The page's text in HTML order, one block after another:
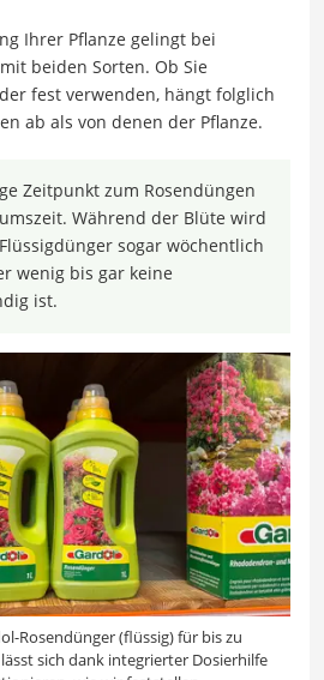
Ihrer Pflanze gelingt bei
beiden Sorten. Ob Sie
fest verwenden, hängt folglich
ab als von denen der Pflanze.
Zeitpunkt zum Rosendüngen
Während der Blüte wird
sogar wöchentlich
wenig bis gar keine
ist.
Rosendünger (flüssig) für bis zu
sich dank integrierter Dosierhilfe